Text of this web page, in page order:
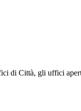
di Città, gli uffici